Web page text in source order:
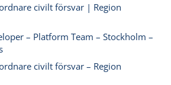
civilt försvar | Region
– Platform Team – Stockholm –
civilt försvar – Region